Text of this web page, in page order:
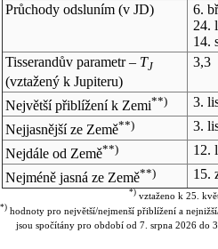
Průchody odsluním (v JD) 6.
24.
14.
Tisserandův parametr – TJ
(vztažený k Jupiteru)
3,3
Největší přiblížení k Zemi**) 3.
Nejjasnější ze Země**) 3.
Nejdále od Země**) 12.
Nejméně jasná ze Země**) 15.
*)vztaženo k 25.
hodnoty pro největší/nejmenší přiblížení a
jsou spočítány pro období od 7. srpna 2026 do